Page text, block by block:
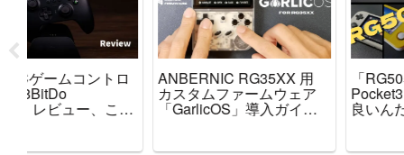
「RG505 VS Retroid
Pocket3+」 結局どっちが
良いんだい？僕の結論を
【Review】Retroid Pocket
3+ ブログレビュー！ 僕
からひと言・・・ 「こ